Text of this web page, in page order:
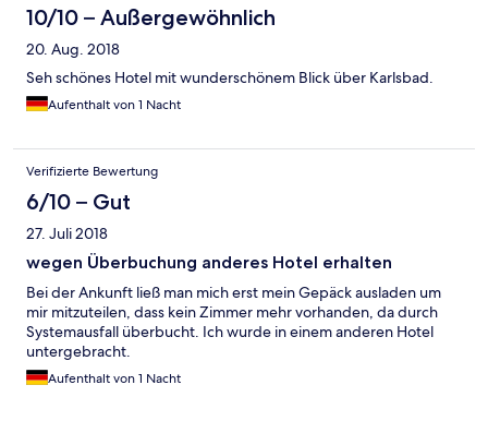
10/10 – Außergewöhnlich
20. Aug. 2018
Seh schönes Hotel mit wunderschönem Blick über Karlsbad.
Aufenthalt von 1 Nacht
Verifizierte Bewertung
6/10 – Gut
27. Juli 2018
wegen Überbuchung anderes Hotel erhalten
Bei der Ankunft ließ man mich erst mein Gepäck ausladen um
mir mitzuteilen, dass kein Zimmer mehr vorhanden, da durch
Systemausfall überbucht. Ich wurde in einem anderen Hotel
untergebracht.
Aufenthalt von 1 Nacht